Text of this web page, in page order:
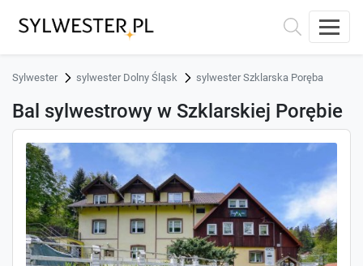
Sylwester sylwester Dolny Śląsk sylwester Szklarska Poręba
Bal sylwestrowy w Szklarskiej Porębie